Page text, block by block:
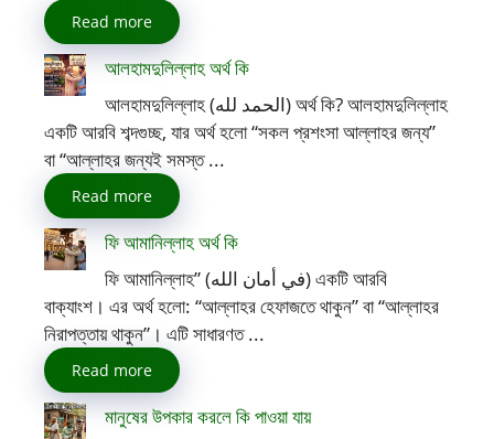
Read more
আলহামদুলিল্লাহ অর্থ কি
আলহামদুলিল্লাহ (الحمد لله) অর্থ কি? আলহামদুলিল্লাহ
একটি আরবি শব্দগুচ্ছ, যার অর্থ হলো “সকল প্রশংসা আল্লাহর জন্য”
বা “আল্লাহর জন্যই সমস্ত ...
Read more
ফি আমানিল্লাহ অর্থ কি
ফি আমানিল্লাহ” (في أمان الله) একটি আরবি
বাক্যাংশ। এর অর্থ হলো: “আল্লাহর হেফাজতে থাকুন” বা “আল্লাহর
নিরাপত্তায় থাকুন”। এটি সাধারণত ...
Read more
মানুষের উপকার করলে কি পাওয়া যায়